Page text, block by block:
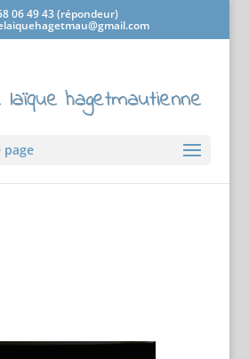
06 49 43 (répondeur)
page